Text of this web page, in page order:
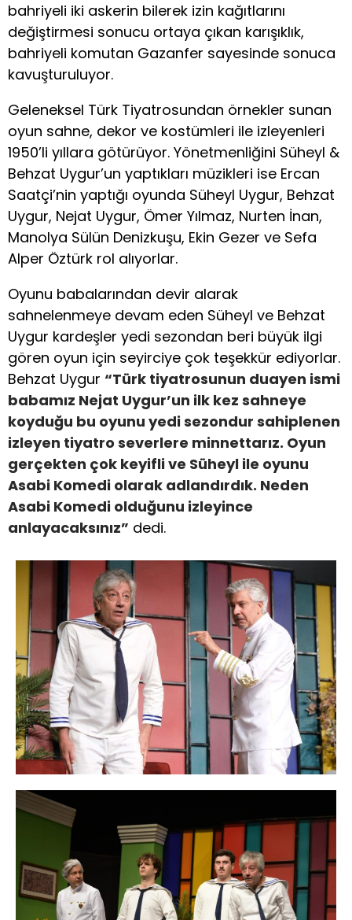
bahriyeli iki askerin bilerek izin kağıtlarını
değiştirmesi sonucu ortaya çıkan karışıklık,
bahriyeli komutan Gazanfer sayesinde sonuca
kavuşturuluyor.
Geleneksel Türk Tiyatrosundan örnekler sunan
oyun sahne, dekor ve kostümleri ile izleyenleri
1950’li yıllara götürüyor. Yönetmenliğini Süheyl &
Behzat Uygur’un yaptıkları müzikleri ise Ercan
Saatçi’nin yaptığı oyunda Süheyl Uygur, Behzat
Uygur, Nejat Uygur, Ömer Yılmaz, Nurten İnan,
Manolya Sülün Denizkuşu, Ekin Gezer ve Sefa
Alper Öztürk rol alıyorlar.
Oyunu babalarından devir alarak
sahnelenmeye devam eden Süheyl ve Behzat
Uygur kardeşler yedi sezondan beri büyük ilgi
gören oyun için seyirciye çok teşekkür ediyorlar.
Behzat Uygur “Türk tiyatrosunun duayen ismi
babamız Nejat Uygur’un ilk kez sahneye
koyduğu bu oyunu yedi sezondur sahiplenen
izleyen tiyatro severlere minnettarız. Oyun
gerçekten çok keyifli ve Süheyl ile oyunu
Asabi Komedi olarak adlandırdık. Neden
Asabi Komedi olduğunu izleyince
anlayacaksınız” dedi.